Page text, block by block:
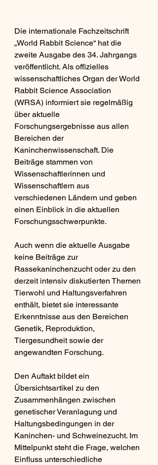
Die internationale Fachzeitschrift
„World Rabbit Science“ hat die
zweite Ausgabe des 34. Jahrgangs
veröffentlicht. Als offizielles
wissenschaftliches Organ der World
Rabbit Science Association
(WRSA) informiert sie regelmäßig
über aktuelle
Forschungsergebnisse aus allen
Bereichen der
Kaninchenwissenschaft. Die
Beiträge stammen von
Wissenschaftlerinnen und
Wissenschaftlern aus
verschiedenen Ländern und geben
einen Einblick in die aktuellen
Forschungsschwerpunkte.
Auch wenn die aktuelle Ausgabe
keine Beiträge zur
Rassekaninchenzucht oder zu den
derzeit intensiv diskutierten Themen
Tierwohl und Haltungsverfahren
enthält, bietet sie interessante
Erkenntnisse aus den Bereichen
Genetik, Reproduktion,
Tiergesundheit sowie der
angewandten Forschung.
Den Auftakt bildet ein
Übersichtsartikel zu den
Zusammenhängen zwischen
genetischer Veranlagung und
Haltungsbedingungen in der
Kaninchen- und Schweinezucht. Im
Mittelpunkt steht die Frage, welchen
Einfluss unterschiedliche